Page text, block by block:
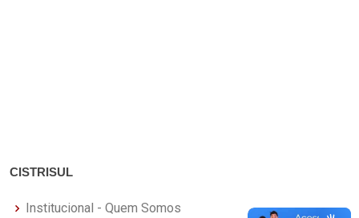
CISTRISUL
Institucional - Quem Somos